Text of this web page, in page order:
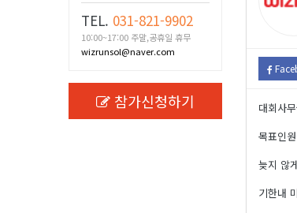
TEL. 031-821-9902
10:00~17:00 주말,공휴일 휴무
wizrunsol@naver.com
참가신청하기
대회사
목표인
늦지 않
기한내